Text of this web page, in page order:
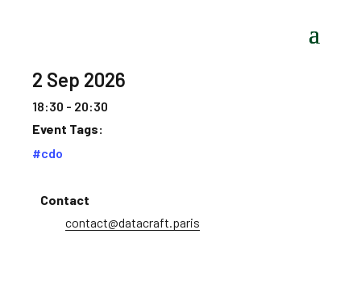
2 Sep 2026
18:30 - 20:30
Event Tags:
#cdo
Contact
contact@datacraft.paris